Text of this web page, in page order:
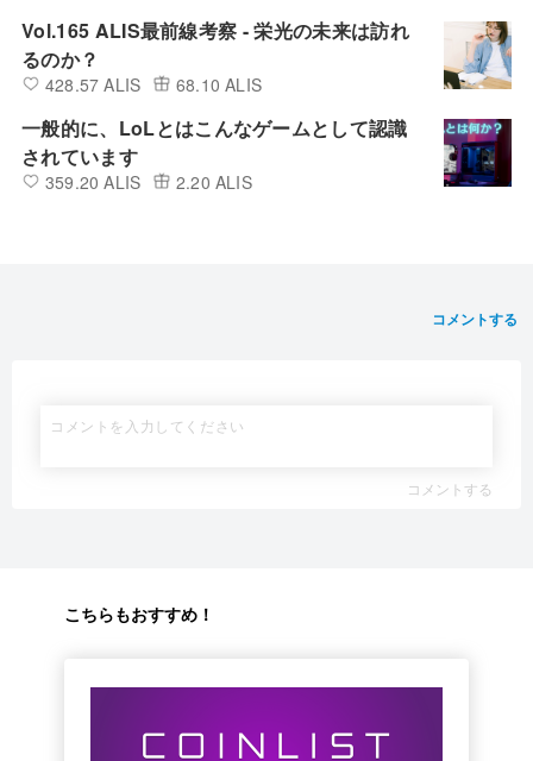
Vol.165 ALIS最前線考察 - 栄光の未来は訪れ
るのか？
428.57 ALIS 68.10 ALIS
一般的に、LoLとはこんなゲームとして認識
されています
359.20 ALIS 2.20 ALIS
コメントする
コメントする
こちらもおすすめ！